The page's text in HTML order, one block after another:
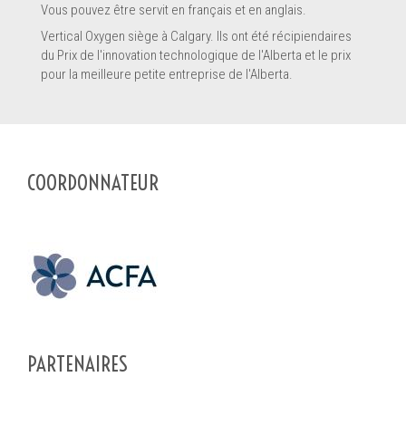
Vous pouvez être servit en français et en anglais.
Vertical Oxygen siège à Calgary. Ils ont été récipiendaires
du Prix de l'innovation technologique de l'Alberta et le prix
pour la meilleure petite entreprise de l'Alberta.
COORDONNATEUR
PARTENAIRES